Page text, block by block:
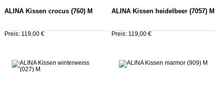
ALINA Kissen crocus (760) M
Preis: 119,00 €
ALINA Kissen heidelbeer (7057) M
Preis: 119,00 €